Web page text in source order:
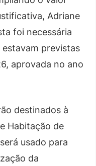
Adriane
foi necessária
estavam previstas
aprovada no ano
destinados à
Habitação de
usado para
da